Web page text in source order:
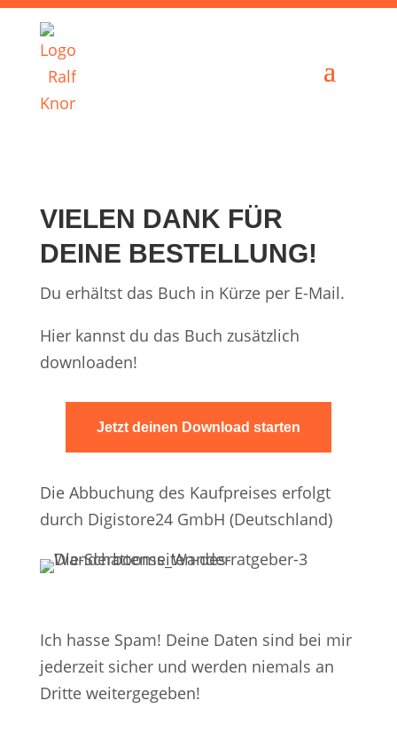
VIELEN DANK FÜR
DEINE BESTELLUNG!
Du erhältst das Buch in Kürze per E-Mail.
Hier kannst du das Buch zusätzlich
downloaden!
Jetzt deinen Download starten
Die Abbuchung des Kaufpreises erfolgt
durch Digistore24 GmbH (Deutschland)
Ich hasse Spam! Deine Daten sind bei mir
jederzeit sicher und werden niemals an
Dritte weitergegeben!